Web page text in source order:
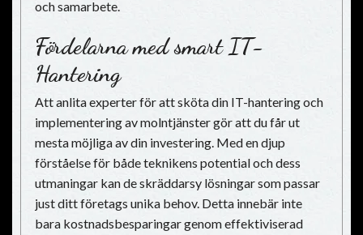
och samarbete.
Fördelarna med smart IT-
Hantering
Att anlita experter för att sköta din IT-hantering och
implementering av molntjänster gör att du får ut
mesta möjliga av din investering. Med en djup
förståelse för både teknikens potential och dess
utmaningar kan de skräddarsy lösningar som passar
just ditt företags unika behov. Detta innebär inte
bara kostnadsbesparingar genom effektiviserad